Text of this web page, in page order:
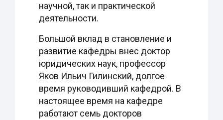
научной, так и практической
деятельности.
Большой вклад в становление и
развитие кафедры внес доктор
юридических наук, профессор
Яков Ильич Гилинский, долгое
время руководивший кафедрой. В
настоящее время на кафедре
работают семь докторов